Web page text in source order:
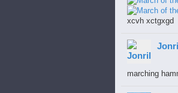
xcvh xctgxgd
marching